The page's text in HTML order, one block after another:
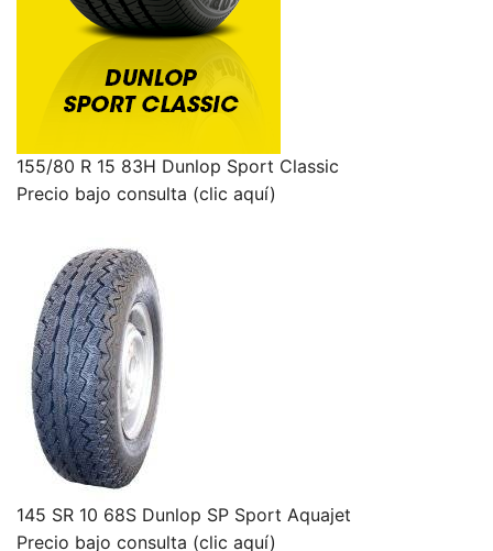
155/80 R 15 83H Dunlop Sport Classic
Precio bajo consulta (clic aquí)
145 SR 10 68S Dunlop SP Sport Aquajet
Precio bajo consulta (clic aquí)